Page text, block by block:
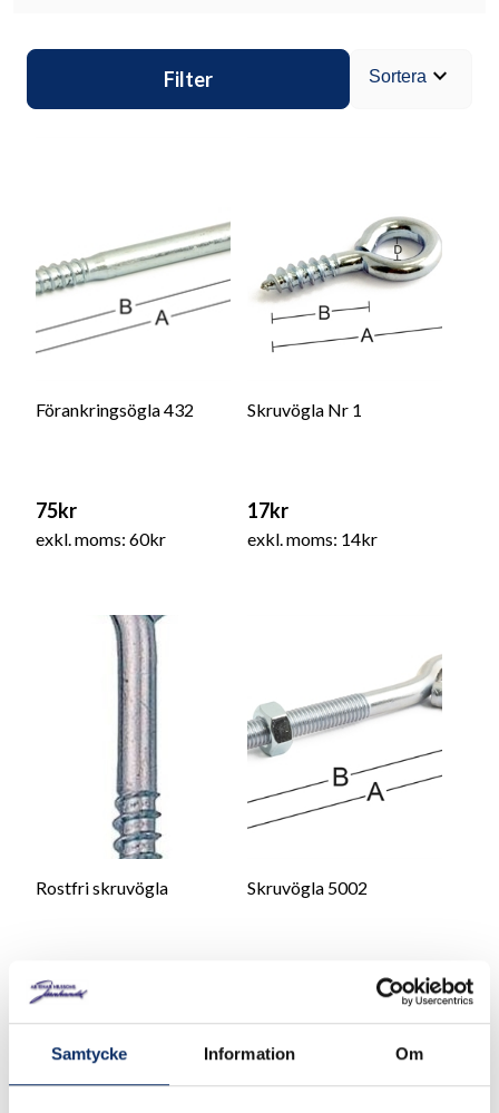
Samtycke Information Om
Filter Sortera expand_more
Förankringsögla 432
75kr
exkl. moms: 60kr
Skruvögla Nr 1
17kr
exkl. moms: 14kr
Rostfri skruvögla
42kr
Skruvögla 5002